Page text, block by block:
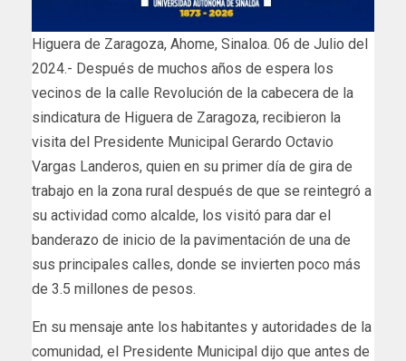
Higuera de Zaragoza, Ahome, Sinaloa. 06 de Julio del
2024.- Después de muchos años de espera los
vecinos de la calle Revolución de la cabecera de la
sindicatura de Higuera de Zaragoza, recibieron la
visita del Presidente Municipal Gerardo Octavio
Vargas Landeros, quien en su primer día de gira de
trabajo en la zona rural después de que se reintegró a
su actividad como alcalde, los visitó para dar el
banderazo de inicio de la pavimentación de una de
sus principales calles, donde se invierten poco más
de 3.5 millones de pesos.
En su mensaje ante los habitantes y autoridades de la
comunidad, el Presidente Municipal dijo que antes de